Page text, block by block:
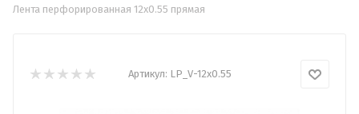
Лента перфорированная 12х0.55 прямая
Артикул: LP_V-12х0.55